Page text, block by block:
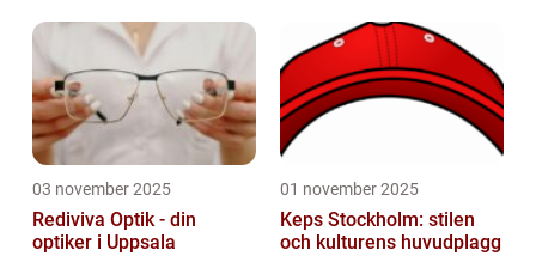
03 november 2025
Rediviva Optik - din
optiker i Uppsala
01 november 2025
Keps Stockholm: stilen
och kulturens huvudplagg